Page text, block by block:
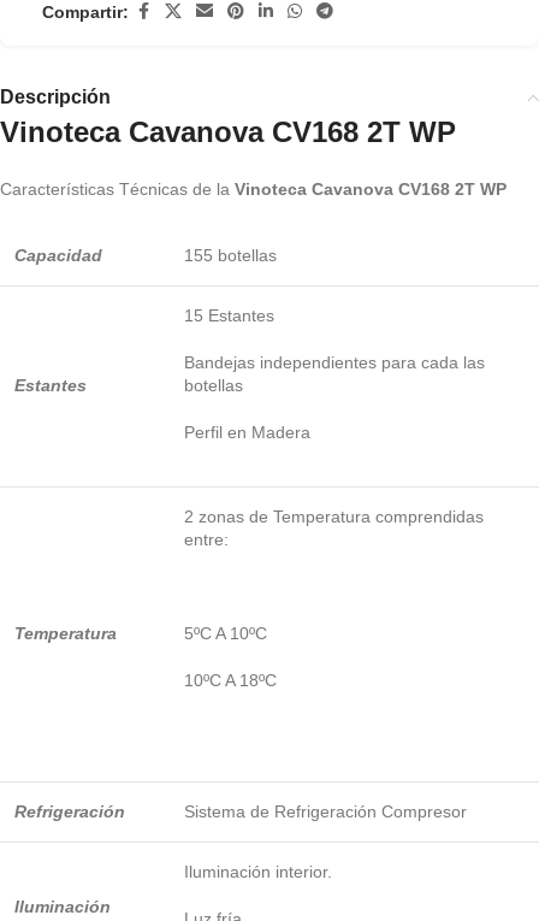
Compartir:
Descripción
Vinoteca Cavanova CV168 2T WP
Características Técnicas de la Vinoteca Cavanova CV168 2T WP
Capacidad 155 botellas
Estantes
15 Estantes
Bandejas independientes para cada las
botellas
Perfil en Madera
Temperatura
2 zonas de Temperatura comprendidas
entre:
5ºC A 10ºC
10ºC A 18ºC
Refrigeración Sistema de Refrigeración Compresor
Iluminación
Iluminación interior.